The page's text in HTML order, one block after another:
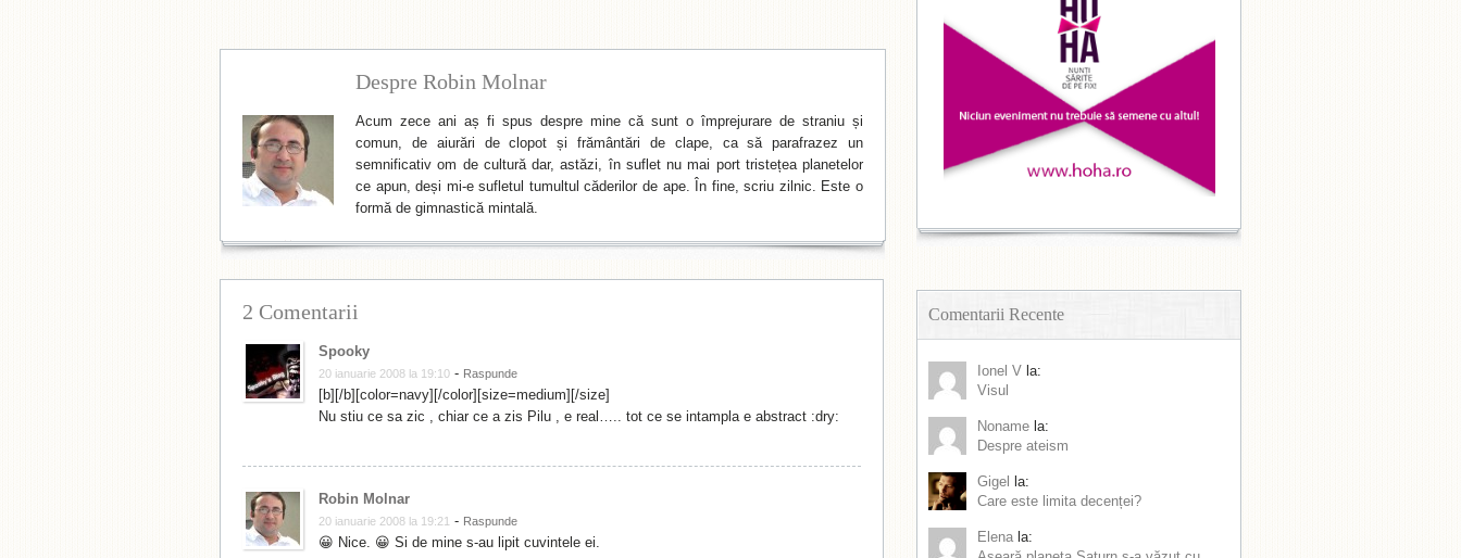
Despre Robin Molnar
Acum zece ani aș fi spus despre mine că sunt o împrejurare de straniu și
comun, de aiurări de clopot și frământări de clape, ca să parafrazez un
semnificativ om de cultură dar, astăzi, în suflet nu mai port tristețea planetelor
ce apun, deși mi-e sufletul tumultul căderilor de ape. În fine, scriu zilnic. Este o
formă de gimnastică mintală.
2 Comentarii
Spooky
20 ianuarie 2008 la 19:10 - Raspunde
[b][/b][color=navy][/color][size=medium][/size]
Nu stiu ce sa zic , chiar ce a zis Pilu , e real….. tot ce se intampla e abstract :dry:
Robin Molnar
20 ianuarie 2008 la 19:21 - Raspunde
😀 Nice. 😀 Si de mine s-au lipit cuvintele ei.
Comentarii Recente
Ionel V la:
Visul
Noname la:
Despre ateism
Gigel
la:
Care este limita decenței?
Elena la: